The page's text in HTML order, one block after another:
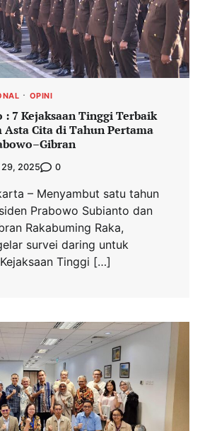
OPINI
7 Kejaksaan Tinggi Terbaik
Asta Cita di Tahun Pertama
2025 0
– Menyambut satu tahun
Prabowo Subianto dan
Rakabuming Raka,
survei daring untuk
Tinggi […]